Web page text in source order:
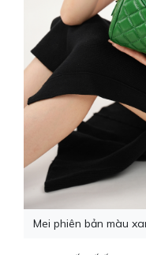
Mei phiên bản màu